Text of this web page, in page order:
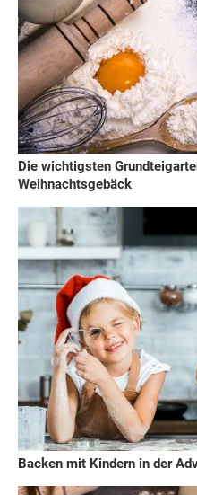
Die wichtigsten
Weihnachtsgebäck
Backen mit Kindern in der